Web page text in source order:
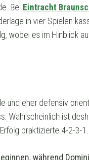
Bei Eintracht
in vier Spielen
wobei es im Hinblick
und eher defensiv
Wahrscheinlich ist
praktizierte 4-2-3-1.
während